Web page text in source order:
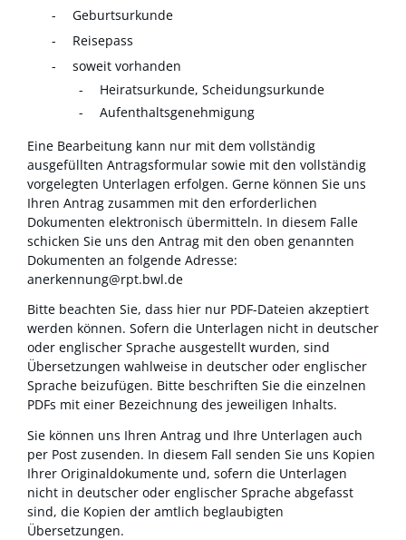
Geburtsurkunde
Reisepass
soweit vorhanden
Heiratsurkunde, Scheidungsurkunde
Aufenthaltsgenehmigung
Eine Bearbeitung kann nur mit dem vollständig
ausgefüllten Antragsformular sowie mit den vollständig
vorgelegten Unterlagen erfolgen. Gerne können Sie uns
Ihren Antrag zusammen mit den erforderlichen
Dokumenten elektronisch übermitteln. In diesem Falle
schicken Sie uns den Antrag mit den oben genannten
Dokumenten an folgende Adresse:
anerkennung@rpt.bwl.de
Bitte beachten Sie, dass hier nur PDF-Dateien akzeptiert
werden können. Sofern die Unterlagen nicht in deutscher
oder englischer Sprache ausgestellt wurden, sind
Übersetzungen wahlweise in deutscher oder englischer
Sprache beizufügen. Bitte beschriften Sie die einzelnen
PDFs mit einer Bezeichnung des jeweiligen Inhalts.
Sie können uns Ihren Antrag und Ihre Unterlagen auch
per Post zusenden. In diesem Fall senden Sie uns Kopien
Ihrer Originaldokumente und, sofern die Unterlagen
nicht in deutscher oder englischer Sprache abgefasst
sind, die Kopien der amtlich beglaubigten
Übersetzungen.